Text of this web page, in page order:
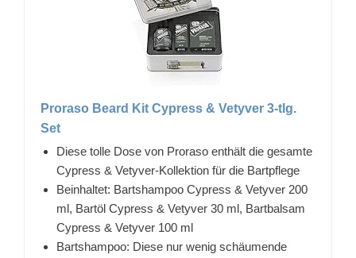
Proraso Beard Kit Cypress & Vetyver 3-tlg.
Set
Diese tolle Dose von Proraso enthält die gesamte
Cypress & Vetyver-Kollektion für die Bartpflege
Beinhaltet: Bartshampoo Cypress & Vetyver 200
ml, Bartöl Cypress & Vetyver 30 ml, Bartbalsam
Cypress & Vetyver 100 ml
Bartshampoo: Diese nur wenig schäumende